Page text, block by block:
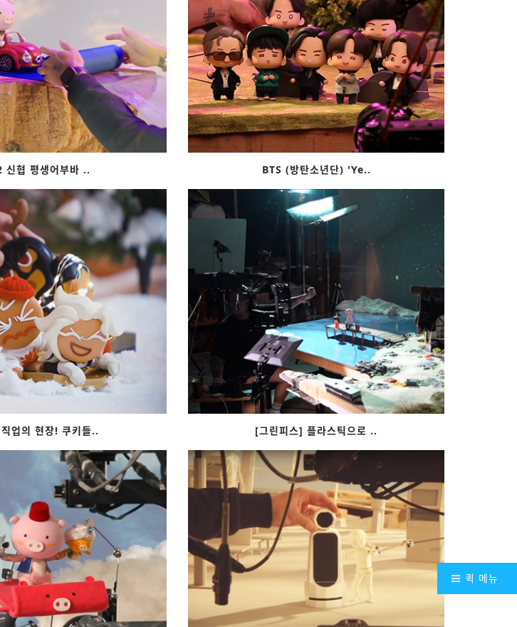
퀵 메뉴
신협 평생어부바 .. BTS (방탄소년단) 'Ye..
업의 현장! 쿠키들.. [그린피스] 플라스틱으로 ..